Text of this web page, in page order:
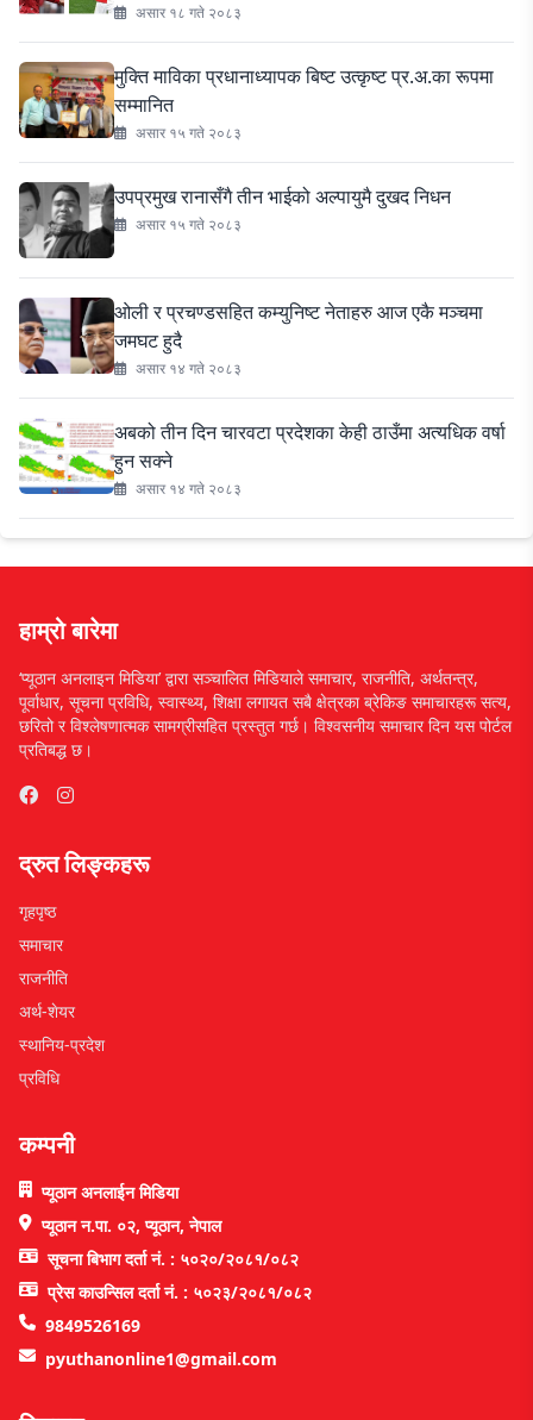
असार १८ गते २०८३
मुक्ति माविका प्रधानाध्यापक बिष्ट उत्कृष्ट प्र.अ.का रूपमा
सम्मानित
असार १५ गते २०८३
उपप्रमुख रानासँगै तीन भाईको अल्पायुमै दुखद निधन
असार १५ गते २०८३
ओली र प्रचण्डसहित कम्युनिष्ट नेताहरु आज एकै मञ्चमा
जमघट हुदै
असार १४ गते २०८३
अबको तीन दिन चारवटा प्रदेशका केही ठाउँमा अत्यधिक वर्षा
हुन सक्ने
असार १४ गते २०८३
हाम्रो बारेमा
‘प्यूठान अनलाइन मिडिया’ द्वारा सञ्चालित मिडियाले समाचार, राजनीति, अर्थतन्त्र,
पूर्वाधार, सूचना प्रविधि, स्वास्थ्य, शिक्षा लगायत सबै क्षेत्रका ब्रेकिङ समाचारहरू सत्य,
छरितो र विश्लेषणात्मक सामग्रीसहित प्रस्तुत गर्छ। विश्वसनीय समाचार दिन यस पोर्टल
प्रतिबद्ध छ।
द्रुत लिङ्कहरू
गृहपृष्ठ
समाचार
राजनीति
अर्थ-शेयर
स्थानिय-प्रदेश
प्रविधि
कम्पनी
प्यूठान अनलाईन मिडिया
प्यूठान न.पा. ०२, प्यूठान, नेपाल
सूचना बिभाग दर्ता नं. : ५०२०/२०८१/०८२
प्रेस काउन्सिल दर्ता नं. : ५०२३/२०८१/०८२
9849526169
pyuthanonline1@gmail.com